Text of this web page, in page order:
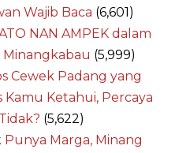
Wajib Baca (6,601)
NAN AMPEK dalam
Minangkabau (5,999)
Cewek Padang yang
Kamu Ketahui, Percaya
(5,622)
Punya Marga, Minang